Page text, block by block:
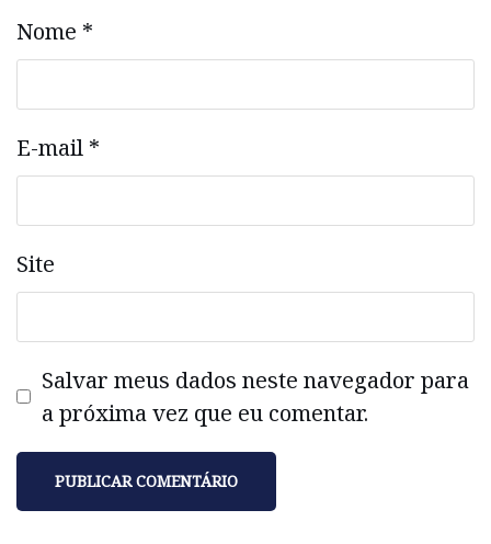
Nome *
E-mail *
Site
Salvar meus dados neste navegador para
a próxima vez que eu comentar.